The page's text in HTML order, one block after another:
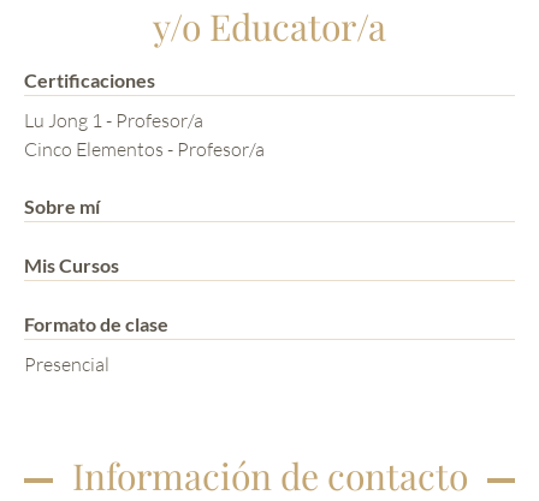
y/o Educator/a
Certificaciones
Lu Jong 1 - Profesor/a
Cinco Elementos - Profesor/a
Sobre mí
Mis Cursos
Formato de clase
Presencial
Información de contacto